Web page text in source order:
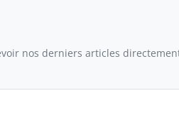
nos derniers articles